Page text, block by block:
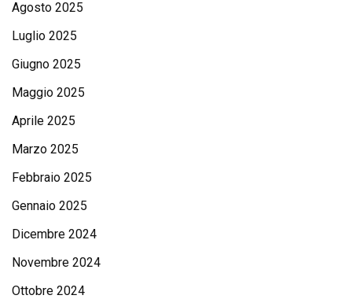
Agosto 2025
Luglio 2025
Giugno 2025
Maggio 2025
Aprile 2025
Marzo 2025
Febbraio 2025
Gennaio 2025
Dicembre 2024
Novembre 2024
Ottobre 2024